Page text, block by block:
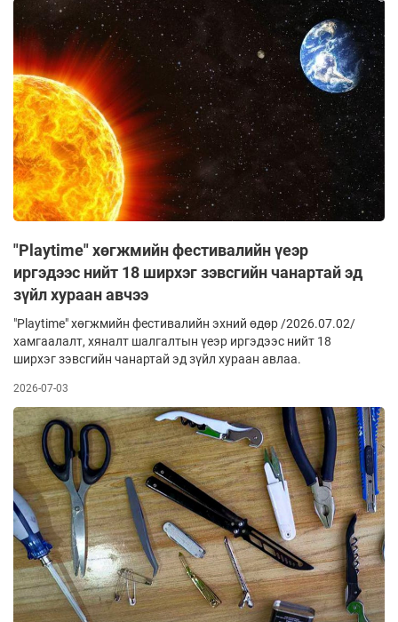
"Playtime" хөгжмийн фестивалийн үеэр
иргэдээс нийт 18 ширхэг зэвсгийн чанартай эд
зүйл хураан авчээ
"Playtime" хөгжмийн фестивалийн эхний өдөр /2026.07.02/
хамгаалалт, хяналт шалгалтын үеэр иргэдээс нийт 18
ширхэг зэвсгийн чанартай эд зүйл хураан авлаа.
2026-07-03